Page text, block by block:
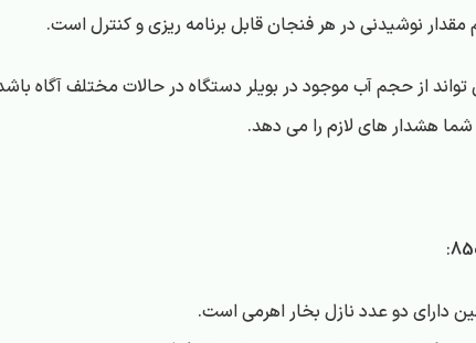
نوشیدنی در هر فنجان قابل برنامه ریزی و کنترل است.
مارکو تاپ 85 دو گروپ، کاربر می تواند از حجم آب موجود در بویلر دستگاه در
هشدار های لازم را می دهد.
:
دارای دو عدد نازل بخار اهرمی است.